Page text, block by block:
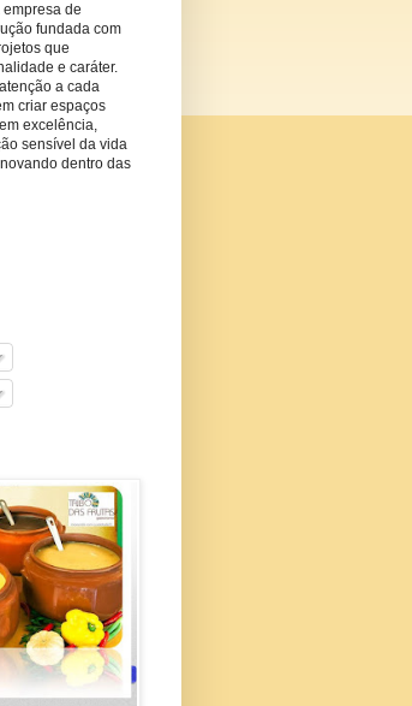
empresa de
fundada com
que
e caráter.
a cada
criar espaços
excelência,
sensível da vida
dentro das